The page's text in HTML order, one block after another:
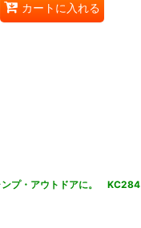
カートに入れる
プ・アウトドアに。 KC284